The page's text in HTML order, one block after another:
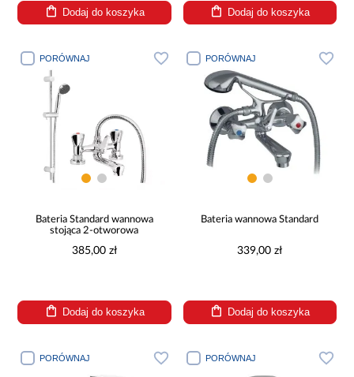
Dodaj do koszyka Dodaj do koszyka
PORÓWNAJ
Bateria Standard wannowa
stojąca 2-otworowa
385,00 zł
Dodaj do koszyka
PORÓWNAJ
Bateria wannowa Standard
339,00 zł
Dodaj do koszyka
PORÓWNAJ PORÓWNAJ